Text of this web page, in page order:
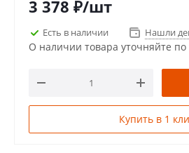
3 378 ₽/шт
Есть в наличии Нашли
О наличии товара уточняйте по
Купить в 1